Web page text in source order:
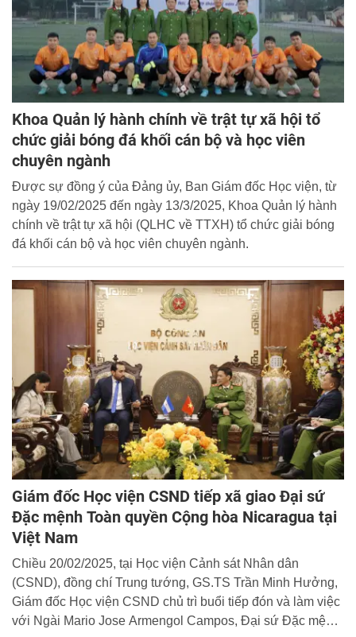
Khoa Quản lý hành chính về trật tự xã hội tổ
chức giải bóng đá khối cán bộ và học viên
chuyên ngành
Được sự đồng ý của Đảng ủy, Ban Giám đốc Học viện, từ
ngày 19/02/2025 đến ngày 13/3/2025, Khoa Quản lý hành
chính về trật tự xã hội (QLHC về TTXH) tổ chức giải bóng
đá khối cán bộ và học viên chuyên ngành.
Giám đốc Học viện CSND tiếp xã giao Đại sứ
Đặc mệnh Toàn quyền Cộng hòa Nicaragua tại
Việt Nam
Chiều 20/02/2025, tại Học viện Cảnh sát Nhân dân
(CSND), đồng chí Trung tướng, GS.TS Trần Minh Hưởng,
Giám đốc Học viện CSND chủ trì buổi tiếp đón và làm việc
với Ngài Mario Jose Armengol Campos, Đại sứ Đặc mệnh